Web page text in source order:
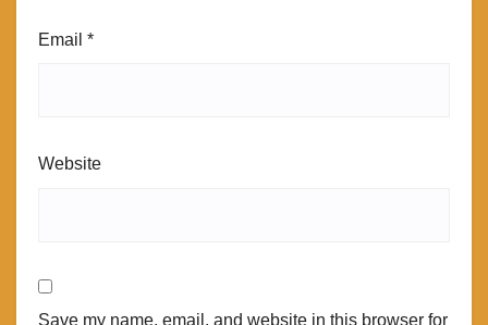
Email *
Website
Save my name, email, and website in this browser for